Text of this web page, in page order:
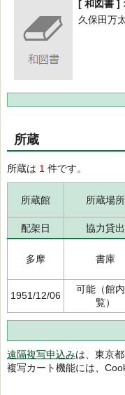
[ 和図書 ]
久保田万
所蔵
所蔵は 1 件です。
所蔵館 所蔵場所
配架日 協力貸出
多摩 書庫
1951/12/06
可能（館
覧）
遠隔複写申込みは、東京
複写カート機能には、